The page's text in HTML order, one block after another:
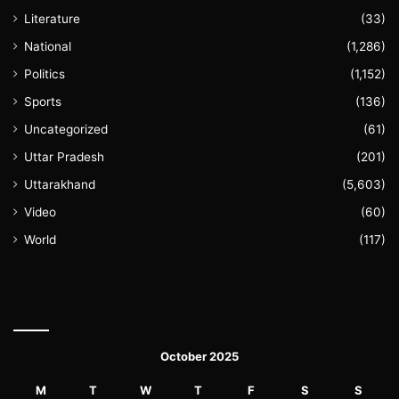
Literature
(33)
National
(1,286)
Politics
(1,152)
Sports
(136)
Uncategorized
(61)
Uttar Pradesh
(201)
Uttarakhand
(5,603)
Video
(60)
World
(117)
October 2025
M T W T F S S